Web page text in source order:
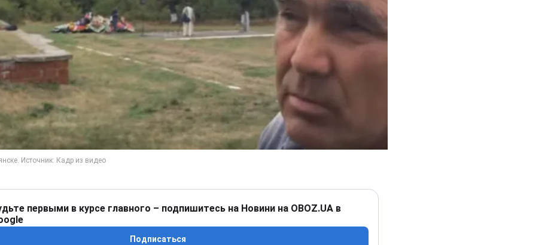
первыми в курсе главного – подпишитесь на Новини на OBOZ.UA в
Подписаться